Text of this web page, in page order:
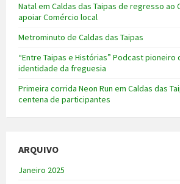
Natal em Caldas das Taipas de regresso ao
apoiar Comércio local
Metrominuto de Caldas das Taipas
“Entre Taipas e Histórias” Podcast pioneiro
identidade da freguesia
Primeira corrida Neon Run em Caldas das
centena de participantes
ARQUIVO
Janeiro 2025